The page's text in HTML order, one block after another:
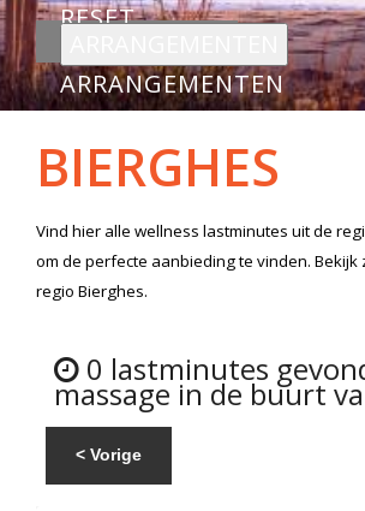
RESET
ARRANGEMENTEN
BIERGHES
Vind hier alle wellness lastminutes uit de
om de perfecte aanbieding te vinden.
regio Bierghes.
0 lastminutes
massage in de buurt
< Vorige